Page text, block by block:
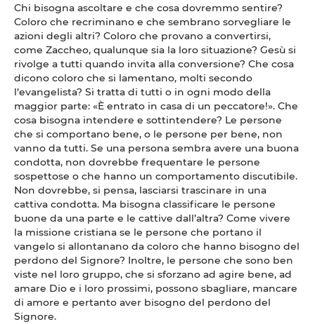
Chi bisogna ascoltare e che cosa dovremmo sentire?
Coloro che recriminano e che sembrano sorvegliare le
azioni degli altri? Coloro che provano a convertirsi,
come Zaccheo, qualunque sia la loro situazione? Gesù si
rivolge a tutti quando invita alla conversione? Che cosa
dicono coloro che si lamentano, molti secondo
l’evangelista? Si tratta di tutti o in ogni modo della
maggior parte: «È entrato in casa di un peccatore!». Che
cosa bisogna intendere e sottintendere? Le persone
che si comportano bene, o le persone per bene, non
vanno da tutti. Se una persona sembra avere una buona
condotta, non dovrebbe frequentare le persone
sospettose o che hanno un comportamento discutibile.
Non dovrebbe, si pensa, lasciarsi trascinare in una
cattiva condotta. Ma bisogna classificare le persone
buone da una parte e le cattive dall’altra? Come vivere
la missione cristiana se le persone che portano il
vangelo si allontanano da coloro che hanno bisogno del
perdono del Signore? Inoltre, le persone che sono ben
viste nel loro gruppo, che si sforzano ad agire bene, ad
amare Dio e i loro prossimi, possono sbagliare, mancare
di amore e pertanto aver bisogno del perdono del
Signore.